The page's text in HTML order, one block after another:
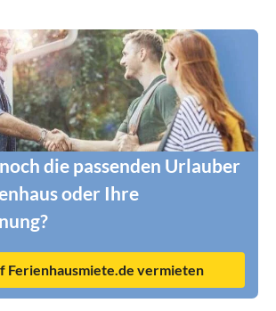
die passenden Urlauber
oder Ihre
Ferienhausmiete.de vermieten